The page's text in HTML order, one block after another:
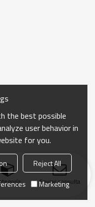
Enviar consulta
the best possible
user behavior in
for you.
Reject All
Marketing